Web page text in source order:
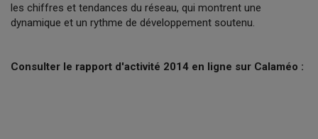
les chiffres et tendances du réseau, qui montrent une
dynamique et un rythme de développement soutenu.
Consulter le rapport d'activité 2014 en ligne sur Calaméo :